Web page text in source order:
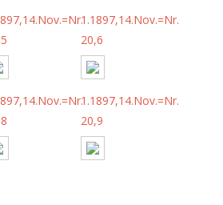
1.1897,14.Nov.=Nr.
20,6
1.1897,14.Nov.=Nr.
20,9